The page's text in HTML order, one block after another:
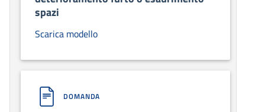
spazi
Scarica modello
DOMANDA